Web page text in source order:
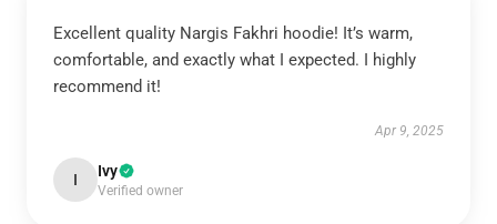
Excellent quality Nargis Fakhri hoodie! It’s warm,
comfortable, and exactly what I expected. I highly
recommend it!
Apr 9, 2025
I Ivy
Verified owner